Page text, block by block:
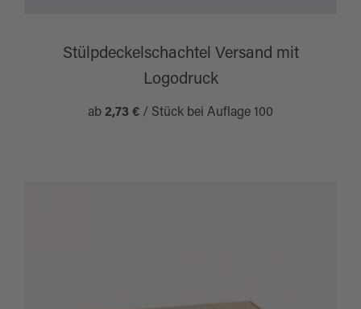
Stülpdeckelschachtel Versand mit
Logodruck
ab 2,73 € / Stück bei Auflage 100